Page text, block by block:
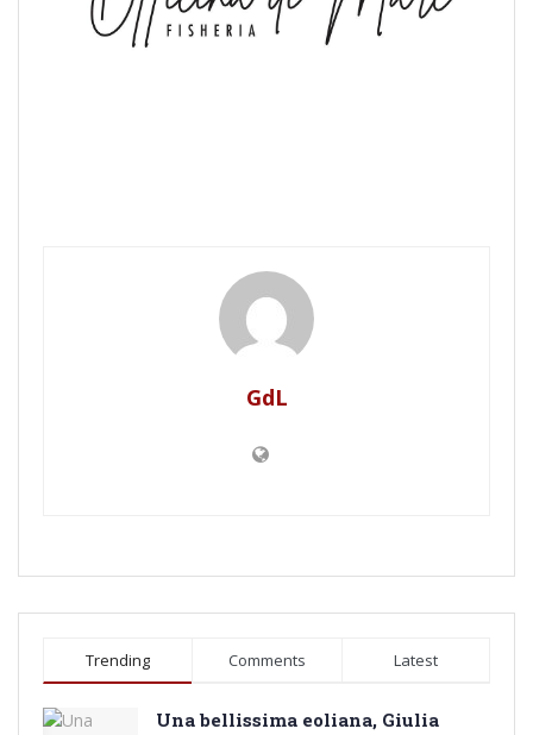
GdL
Trending Comments Latest
Una bellissima eoliana, Giulia